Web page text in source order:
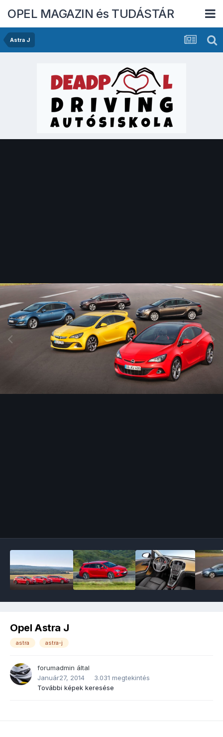
OPEL MAGAZIN és TUDÁSTÁR
Astra J
Opel Astra J
astra astra-j
forumadmin által
Január27, 2014
3.031 megtekintés
További képek keresése